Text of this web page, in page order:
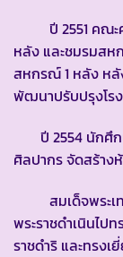
ปี 2551 คณะคุ
หลัง และชมรมสห
สหกรณ์ 1 หลัง หลั
พัฒนาปรับปรุงโร
ปี 2554 นักศึ
ศิลปากร จัดสร้าง
สมเด็จพระเท
พระราชดำเนินไป
ราชดำริ และทรง